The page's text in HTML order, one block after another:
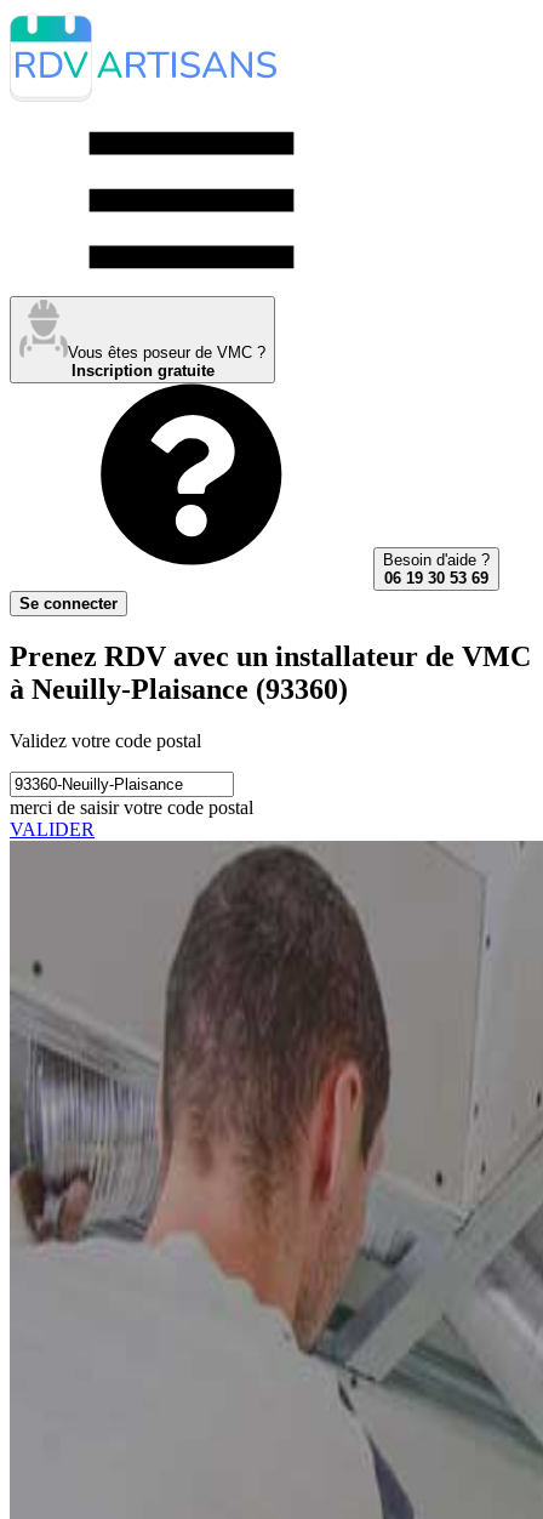
Vous êtes poseur de VMC ?
Inscription gratuite
Besoin d'aide ?
06 19 30 53 69
Se connecter
Prenez RDV avec un installateur de VMC
à Neuilly-Plaisance (93360)
Validez votre code postal
merci de saisir votre code postal
VALIDER